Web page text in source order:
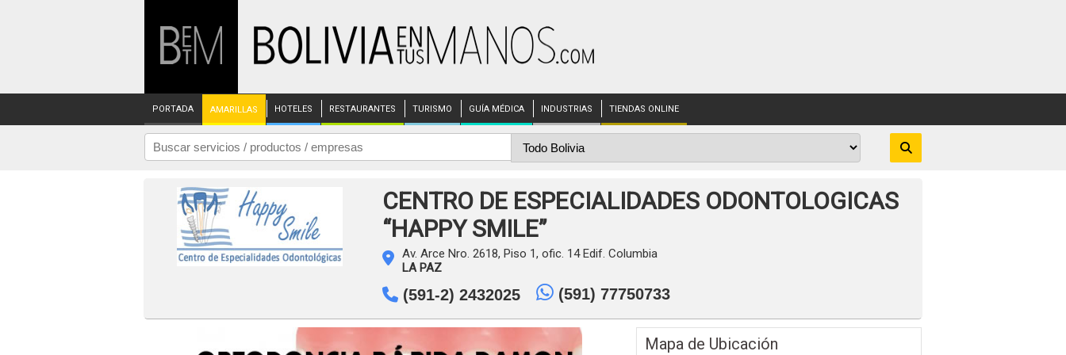
PORTADA AMARILLAS HOTELES RESTAURANTES TURISMO GUÍA MÉDICA INDUSTRIAS TIENDAS ONLINE
CENTRO DE ESPECIALIDADES ODONTOLOGICAS
“HAPPY SMILE”
Av. Arce Nro. 2618, Piso 1, ofic. 14 Edif. Columbia
LA PAZ
(591-2) 2432025 (591) 77750733
Mapa de Ubicación